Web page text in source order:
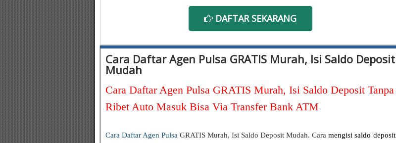
DAFTAR SEKARANG
Cara Daftar Agen Pulsa GRATIS Murah, Isi Saldo Deposit
Mudah
Cara Daftar Agen Pulsa GRATIS Murah, Isi Saldo Deposit Tanpa
Ribet Auto Masuk Bisa Via Transfer Bank ATM
Cara Daftar Agen Pulsa GRATIS Murah, Isi Saldo Deposit Mudah. Caramengisi saldo deposit